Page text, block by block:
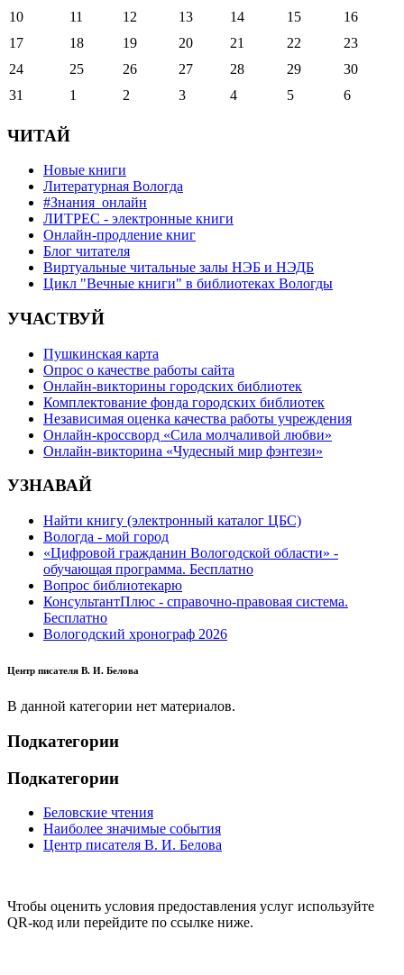
10
11 12 13 14 15
16
17
18 19 20 21 22
23
24
25 26 27 28 29
30
31
1 2 3 4 5 6
ЧИТАЙ
Новые книги
Литературная Вологда
#Знания_онлайн
ЛИТРЕС - электронные книги
Онлайн-продление книг
Блог читателя
Виртуальные читальные залы НЭБ и НЭДБ
Цикл "Вечные книги" в библиотеках Вологды
УЧАСТВУЙ
Пушкинская карта
Опрос о качестве работы сайта
Онлайн-викторины городских библиотек
Комплектование фонда городских библиотек
Независимая оценка качества работы учреждения
Онлайн-кроссворд «Сила молчаливой любви»
Онлайн-викторина «Чудесный мир фэнтези»
УЗНАВАЙ
Найти книгу (электронный каталог ЦБС)
Вологда - мой город
«Цифровой гражданин Вологодской области» -
обучающая программа. Бесплатно
Вопрос библиотекарю
КонсультантПлюс - справочно-правовая система.
Бесплатно
Вологодский хронограф 2026
Центр писателя В. И. Белова
В данной категории нет материалов.
Подкатегории
Подкатегории
Беловские чтения
Наиболее значимые события
Центр писателя В. И. Белова
Чтобы оценить условия предоставления услуг используйте
QR-код или перейдите по ссылке ниже.